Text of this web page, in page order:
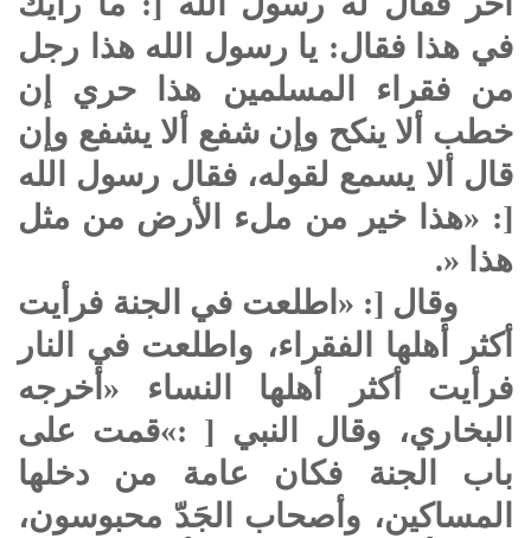
في هذا فقال: يا رسول الله هذا رجل
من فقراء المسلمين هذا حري إن
خطب ألا ينكح وإن شفع ألا يشفع وإن
قال ألا يسمع لقوله، فقال رسول الله
[: «هذا خير من ملء الأرض من مثل
هذا «.
وقال [: «اطلعت في الجنة فرأيت
أكثر أهلها الفقراء، واطلعت في النار
فرأيت أكثر أهلها النساء «أخرجه
البخاري، وقال النبي [ :»قمت على
باب الجنة فكان عامة من دخلها
المساكين، وأصحاب الجَدّ محبوسون،